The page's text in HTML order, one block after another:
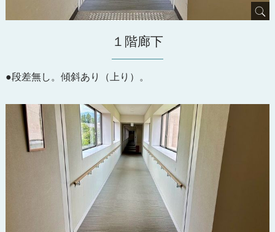
１階廊下
●段差無し。傾斜あり（上り）。